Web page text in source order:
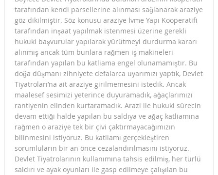
tarafından kendi parsellerine alınması sağlanarak araziye
göz dikilmiştir. Söz konusu araziye İvme Yapı Kooperatifi
tarafından inşaat yapılmak istenmesi üzerine gerekli
hukuki başvurular yapılarak yürütmeyi durdurma kararı
alınmış ancak tüm bunlara rağmen iş makineleri
tarafından yapılan bu katliama engel olunamamıştır. Bu
doğa düşmanı zihniyete defalarca uyarımızı yaptık, Devlet
Tiyatroları’na ait araziye girilmemesini istedik. Ancak
maalesef sesimizi yeterince duyuramadık, ağaçlarımızı
rantiyenin elinden kurtaramadık. Arazi ile hukuki sürecin
devam ettiği halde yapılan bu saldıya ve ağaç katliamına
rağmen o araziye tek bir çivi çaktırmayacağımızın
bilinmesini istiyoruz. Bu katliamı gerçekleştiren
sorumluların bir an önce cezalandırılmasını istiyoruz.
Devlet Tiyatrolarının kullanımına tahsis edilmiş, her türlü
saldırı ve ayak oyunları ile gasp edilmeye çalışılan bu